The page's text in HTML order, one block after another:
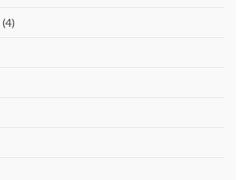
(4)